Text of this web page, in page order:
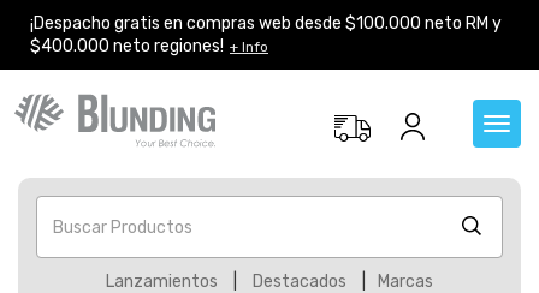
¡Despacho gratis en compras web desde $100.000 neto RM y
$400.000 neto regiones! + Info
Buscar Productos
Lanzamientos Destacados Marcas